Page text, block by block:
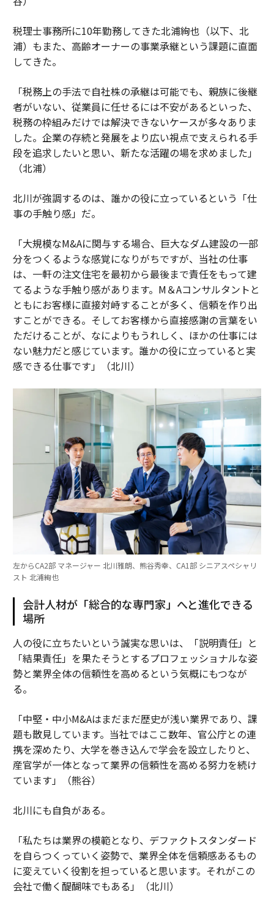
税理士事務所に10年勤務してきた北浦絢也（以下、北
浦）もまた、高齢オーナーの事業承継という課題に直面
してきた。
「税務上の手法で自社株の承継は可能でも、親族に後継
者がいない、従業員に任せるには不安があるといった、
税務の枠組みだけでは解決できないケースが多々ありま
した。企業の存続と発展をより広い視点で支えられる手
段を追求したいと思い、新たな活躍の場を求めました」
（北浦）
北川が強調するのは、誰かの役に立っているという「仕
事の手触り感」だ。
「大規模なM&Aに関与する場合、巨大なダム建設の一部
分をつくるような感覚になりがちですが、当社の仕事
は、一軒の注文住宅を最初から最後まで責任をもって建
てるような手触り感があります。M＆Aコンサルタントと
ともにお客様に直接対峙することが多く、信頼を作り出
すことができる。そしてお客様から直接感謝の言葉をい
ただけることが、なによりもうれしく、ほかの仕事には
ない魅力だと感じています。誰かの役に立っていると実
感できる仕事です」（北川）
左からCA2部 マネージャー 北川雅朗、熊谷秀幸、CA1部 シニアスペシャリ
スト 北浦絢也
会計人材が「総合的な専門家」へと進化できる
場所
人の役に立ちたいという誠実な思いは、「説明責任」と
「結果責任」を果たそうとするプロフェッショナルな姿
勢と業界全体の信頼性を高めるという気概にもつなが
る。
「中堅・中小M&Aはまだまだ歴史が浅い業界であり、課
題も散見しています。当社ではここ数年、官公庁との連
携を深めたり、大学を巻き込んで学会を設立したりと、
産官学が一体となって業界の信頼性を高める努力を続け
ています」（熊谷）
北川にも自負がある。
「私たちは業界の模範となり、デファクトスタンダード
を自らつくっていく姿勢で、業界全体を信頼感あるもの
に変えていく役割を担っていると思います。それがこの
会社で働く醍醐味でもある」（北川）